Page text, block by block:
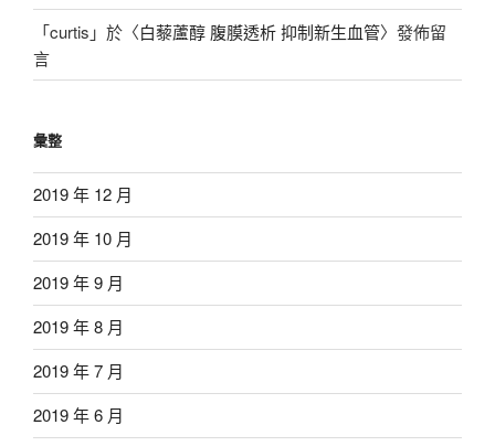
「curtis 」於〈白藜蘆醇 腹膜透析 抑制新生血管〉發佈留
言
彙整
2019 年 12 月
2019 年 10 月
2019 年 9 月
2019 年 8 月
2019 年 7 月
2019 年 6 月